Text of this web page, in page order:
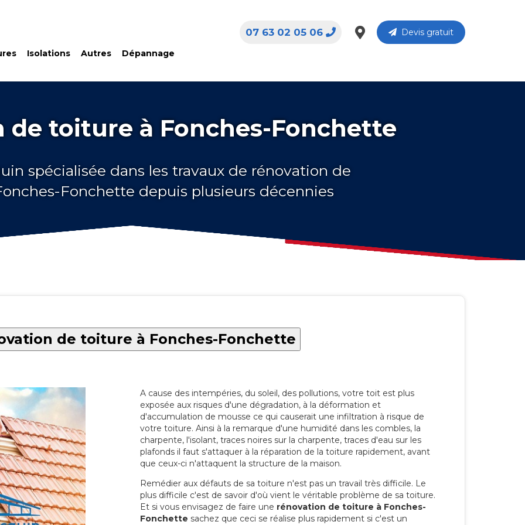
Isolations Autres Dépannage
Devis gratuit
07 63 02 05 06
de toiture à Fonches-Fonchette
spécialisée dans les travaux de rénovation de
Fonchette depuis plusieurs décennies
de toiture à Fonches-Fonchette
A cause des intempéries, du soleil, des pollutions, votre toit est plus
exposée aux risques d'une dégradation, à la déformation et
d'accumulation de mousse ce qui causerait une infiltration à risque de
votre toiture. Ainsi à la remarque d'une humidité dans les combles, la
charpente, l'isolant, traces noires sur la charpente, traces d'eau sur les
plafonds il faut s'attaquer à la réparation de la toiture rapidement, avant
que ceux-ci n'attaquent la structure de la maison.
Remédier aux défauts de sa toiture n'est pas un travail très difficile. Le
plus difficile c'est de savoir d'où vient le véritable problème de sa toiture.
Et si vous envisagez de faire une rénovation de toiture à Fonches-
Fonchette sachez que ceci se réalise plus rapidement si c'est un